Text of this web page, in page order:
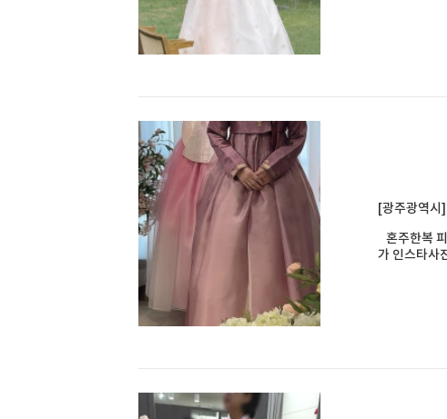
[광주광역시
혼주한복
가 인스타사